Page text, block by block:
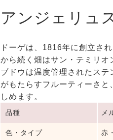
アンジェリュ
ドーゲは、1816年に創立さ
から続く畑はサン・テミリオ
ブドウは温度管理されたス
がもたらすフルーティーさ
しめます。
品種 メ
色・タイプ 赤